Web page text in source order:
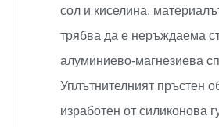
сол и киселина,
трябва да е неръждаема
алуминиево-магнезиева
Уплътнителният пръстен
изработен от силиконова